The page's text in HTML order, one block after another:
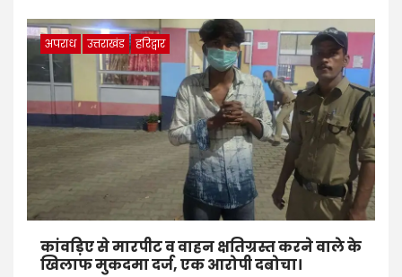
अपराध उत्तराखंड हरिद्वार
कांवड़िए से मारपीट व वाहन क्षतिग्रस्त करने वाले के
खिलाफ मुकदमा दर्ज, एक आरोपी दबोचा।